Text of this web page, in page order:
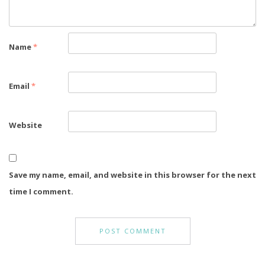
Name*
Email *
Website
Save my name, email, and website in this browser for the next
time I comment.